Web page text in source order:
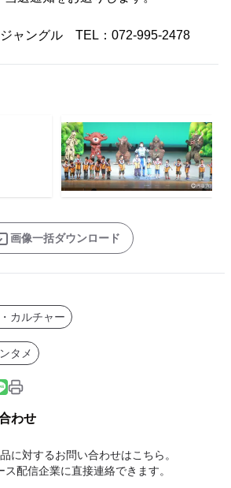
ャングル TEL：072-995-2478
画像一括ダウンロード
カルチャー
タメ
わせ
に対するお問い合わせはこちら。
ス配信企業に直接連絡できます。